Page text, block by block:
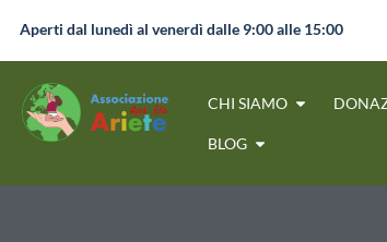
Aperti dal lunedì al venerdì dalle 9:00 alle 15:00
CHI SIAMO
BLOG